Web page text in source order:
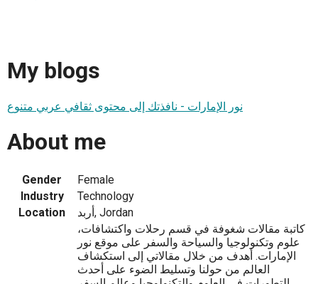
My blogs
نور الإمارات - نافذتك إلى محتوى ثقافي عربي متنوع
About me
Gender
Female
Industry
Technology
Location
أربد, Jordan
كاتبة مقالات شغوفة في قسم رحلات واكتشافات،
علوم وتكنولوجيا والسياحة والسفر على موقع نور
الإمارات. أهدف من خلال مقالاتي إلى استكشاف
العالم من حولنا وتسليط الضوء على أحدث